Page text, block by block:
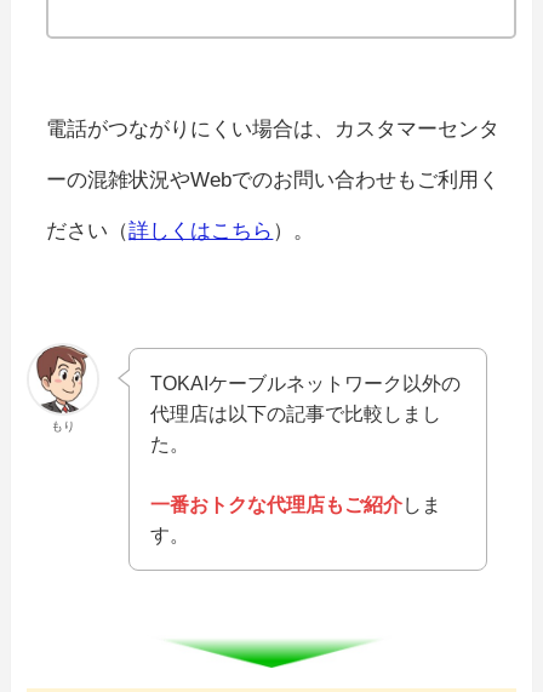
電話がつながりにくい場合は、カスタマーセンタ
ーの混雑状況やWebでのお問い合わせもご利用く
ださい（詳しくはこちら ）。
もり
TOKAIケーブルネットワーク以外の
代理店は以下の記事で比較しまし
た。
一番おトクな代理店もご紹介しま
す。